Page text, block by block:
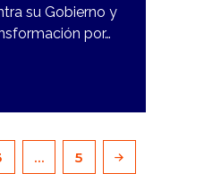
su Gobierno y
por…
… PAGE
5